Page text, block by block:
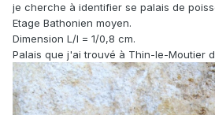
je cherche à identifier se palais de
Etage Bathonien moyen.
Dimension L/l = 1/0,8 cm.
Palais que j'ai trouvé à Thin-le-Moutier